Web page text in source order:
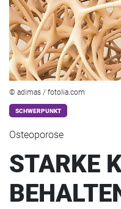
© adimas / fotolia.com
SCHWERPUNKT
Osteoporose
STARKE